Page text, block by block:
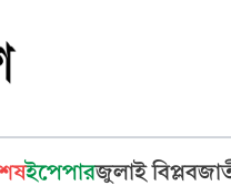
ইপেপারজুলাই বিপ্লব